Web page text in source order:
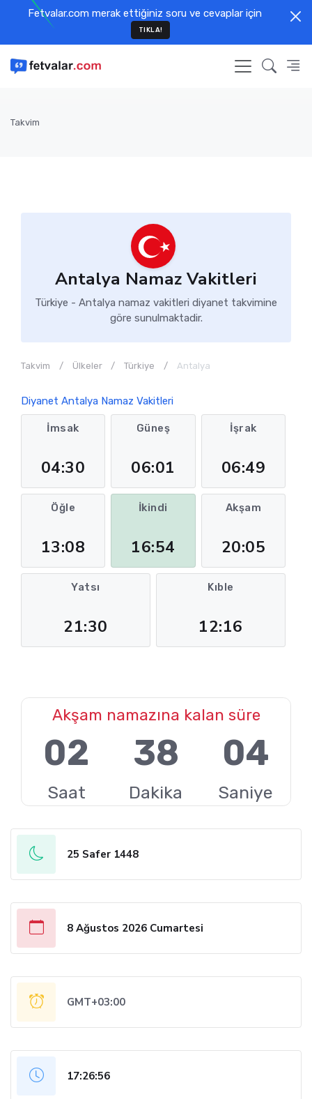
Fetvalar.com merak ettiğiniz soru ve cevaplar için
TIKLA!
Takvim
Antalya Namaz Vakitleri
Türkiye - Antalya namaz vakitleri diyanet takvimine
göre sunulmaktadir.
Takvim Ülkeler Türkiye Antalya
Diyanet Antalya Namaz Vakitleri
İmsak
04:30
Güneş
06:01
İşrak
06:49
Öğle
13:08
İkindi
16:54
Akşam
20:05
Yatsı
21:30
Kıble
12:16
Akşam namazına kalan süre
02
Saat
38
Dakika
03
Saniye
25 Safer 1448
8 Ağustos 2026 Cumartesi
GMT+03:00
17:26:57